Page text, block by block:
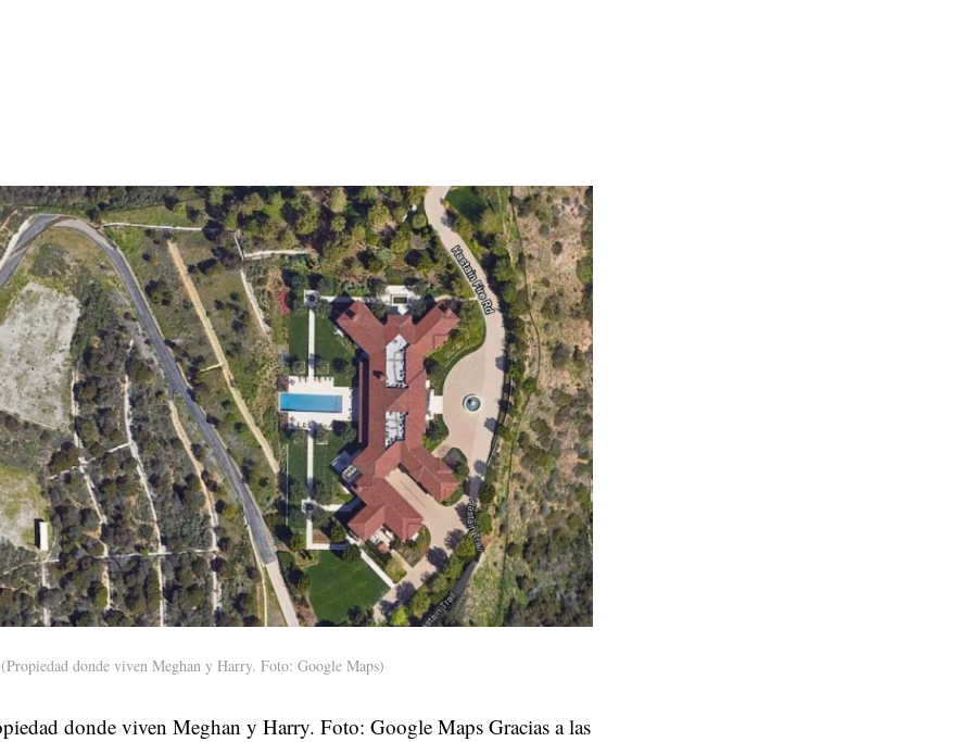
(Propiedad donde viven Meghan y Harry. Foto: Google Maps)
donde viven Meghan y Harry. Foto: Google Maps Gracias a las